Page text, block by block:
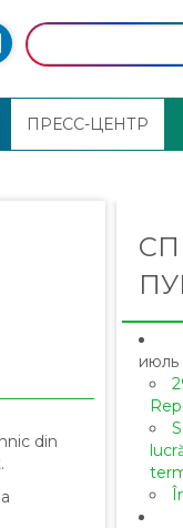
ПРЕСС-ЦЕНТР
din
июль